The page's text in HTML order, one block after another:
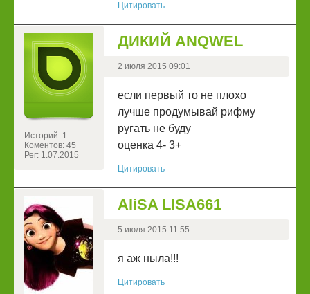
Цитировать
Историй: 1
Коментов: 45
Рег: 1.07.2015
ДИКИЙ ANQWEL
2 июля 2015 09:01
если первый то не плохо
лучше продумывай рифму
ругать не буду
оценка 4- 3+
Цитировать
AliSA LISA661
5 июля 2015 11:55
я аж ныла!!!
Цитировать